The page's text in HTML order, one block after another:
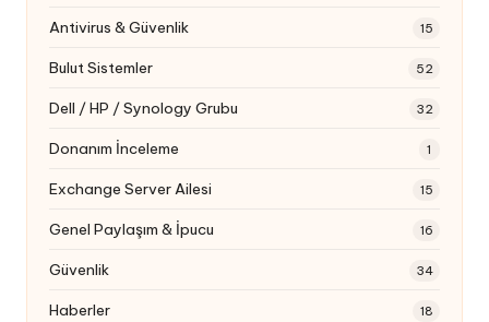
Antivirus & Güvenlik 15
Bulut Sistemler 52
Dell / HP / Synology Grubu 32
Donanım İnceleme 1
Exchange Server Ailesi 15
Genel Paylaşım & İpucu 16
Güvenlik 34
Haberler 18